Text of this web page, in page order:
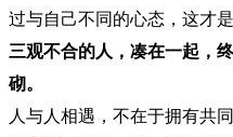
过与自己不同的心态，这才
三观不合的人，凑在一起，
砌。
人与人相遇，不在于拥有共